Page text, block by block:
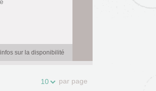
sur la disponibilité
10 par page